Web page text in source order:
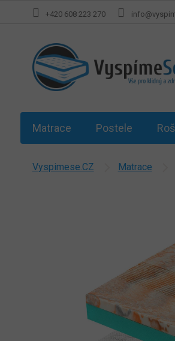
+420 608 223 270
Matrace Postele
Vyspimese.CZ Matrace